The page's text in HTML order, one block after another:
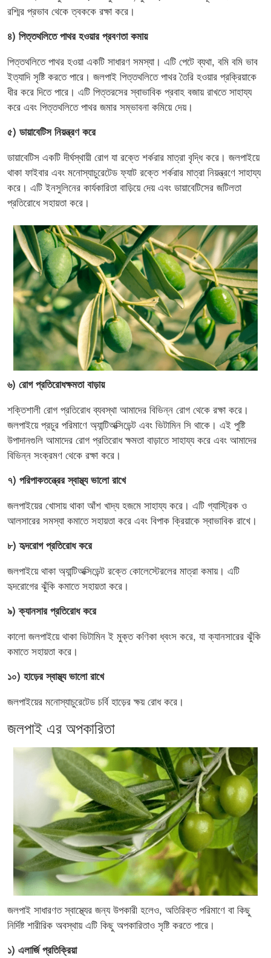
রশ্মির প্রভাব থেকে ত্বককে রক্ষা করে।
৪) পিত্তথলিতে পাথর হওয়ার প্রবণতা কমায়
পিত্তথলিতে পাথর হওয়া একটি সাধারণ সমস্যা। এটি পেটে ব্যথা, বমি বমি ভাব
ইত্যাদি সৃষ্টি করতে পারে। জলপাই পিত্তথলিতে পাথর তৈরি হওয়ার প্রক্রিয়াকে
ধীর করে দিতে পারে। এটি পিত্তরসের স্বাভাবিক প্রবাহ বজায় রাখতে সাহায্য
করে এবং পিত্তথলিতে পাথর জমার সম্ভাবনা কমিয়ে দেয়।
৫) ডায়াবেটিস নিয়ন্ত্রণ করে
ডায়াবেটিস একটি দীর্ঘস্থায়ী রোগ যা রক্তে শর্করার মাত্রা বৃদ্ধি করে। জলপাইয়ে
থাকা ফাইবার এবং মনোস্যাচুরেটেড ফ্যাট রক্তে শর্করার মাত্রা নিয়ন্ত্রণে সাহায্য
করে। এটি ইনসুলিনের কার্যকারিতা বাড়িয়ে দেয় এবং ডায়াবেটিসের জটিলতা
প্রতিরোধে সহায়তা করে।
৬) রোগ প্রতিরোধক্ষমতা বাড়ায়
শক্তিশালী রোগ প্রতিরোধ ব্যবস্থা আমাদের বিভিন্ন রোগ থেকে রক্ষা করে।
জলপাইয়ে প্রচুর পরিমাণে অ্যান্টিঅক্সিডেন্ট এবং ভিটামিন সি থাকে। এই পুষ্টি
উপাদানগুলি আমাদের রোগ প্রতিরোধ ক্ষমতা বাড়াতে সাহায্য করে এবং আমাদের
বিভিন্ন সংক্রমণ থেকে রক্ষা করে।
৭) পরিপাকতন্ত্রের স্বাস্থ্য ভালো রাখে
জলপাইয়ের খোসায় থাকা আঁশ খাদ্য হজমে সাহায্য করে। এটি গ্যাস্ট্রিক ও
আলসারের সমস্যা কমাতে সহায়তা করে এবং বিপাক ক্রিয়াকে স্বাভাবিক রাখে।
৮) হৃদরোগ প্রতিরোধ করে
জলপাইয়ে থাকা অ্যান্টিঅক্সিডেন্ট রক্তে কোলেস্টেরলের মাত্রা কমায়। এটি
হৃদরোগের ঝুঁকি কমাতে সহায়তা করে।
৯) ক্যানসার প্রতিরোধ করে
কালো জলপাইয়ে থাকা ভিটামিন ই মুক্ত কণিকা ধ্বংস করে, যা ক্যানসারের ঝুঁকি
কমাতে সহায়তা করে।
১০) হাড়ের স্বাস্থ্য ভালো রাখে
জলপাইয়ের মনোস্যাচুরেটেড চর্বি হাড়ের ক্ষয় রোধ করে।
জলপাই এর অপকারিতা
জলপাই সাধারণত স্বাস্থ্যের জন্য উপকারী হলেও, অতিরিক্ত পরিমাণে বা কিছু
নির্দিষ্ট শারীরিক অবস্থায় এটি কিছু অপকারিতাও সৃষ্টি করতে পারে।
১) এলার্জি প্রতিক্রিয়া